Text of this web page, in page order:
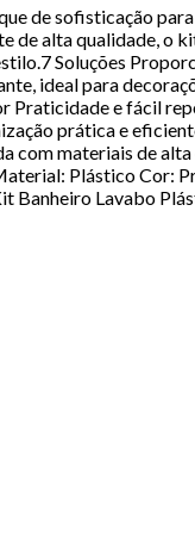
de sofisticação para
de alta qualidade, o
Soluções
ideal para
Praticidade e fácil
prática e
com materiais de
Plástico Cor:
Banheiro Lavabo